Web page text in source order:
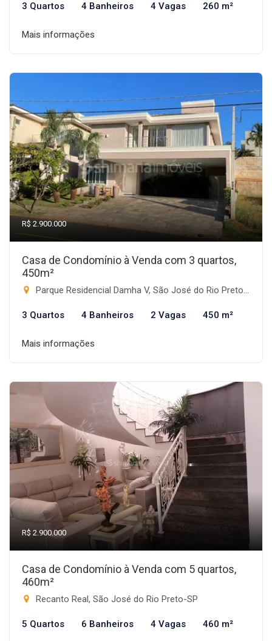
3 Quartos 4 Banheiros 4 Vagas 260 m²
Mais informações
R$ 2.900.000
Casa de Condomínio à Venda com 3 quartos,
450m²
Parque Residencial Damha V, São José do Rio Preto-SP
3 Quartos 4 Banheiros 2 Vagas 450 m²
Mais informações
R$ 2.900.000
Casa de Condomínio à Venda com 5 quartos,
460m²
Recanto Real, São José do Rio Preto-SP
5 Quartos 6 Banheiros 4 Vagas 460 m²